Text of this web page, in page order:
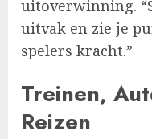
uitoverwinning.
uitvak en zie je
spelers kracht.”
Treinen,
Reizen